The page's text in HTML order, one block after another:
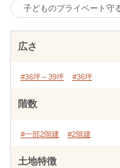
子どものプライベート守
広さ
#36坪～39坪 #36坪
階数
#一部2階建 #2階建
土地特徴